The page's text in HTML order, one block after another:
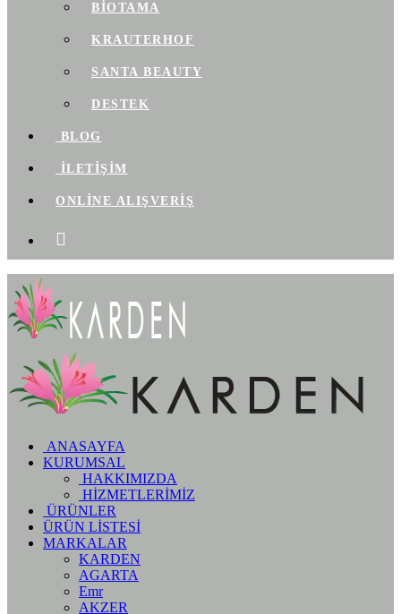
BIOTAMA
KRAUTERHOF
SANTA BEAUTY
DESTEK
BLOG
İLETİŞİM
ONLİNE ALIŞVERİŞ
ANASAYFA
KURUMSAL
HAKKIMIZDA
HİZMETLERİMİZ
ÜRÜNLER
ÜRÜN LİSTESİ
MARKALAR
KARDEN
AGARTA
Emr
AKZER